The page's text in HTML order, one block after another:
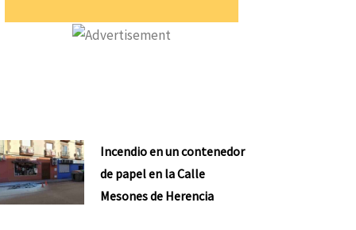
Incendio en un contenedor
de papel en la Calle
Mesones de Herencia